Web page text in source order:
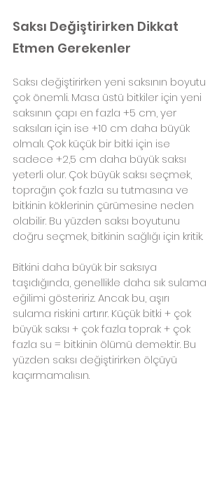
Saksı Değiştirirken Dikkat
Etmen Gerekenler
Saksı değiştirirken yeni saksının boyutu
çok önemli. Masa üstü bitkiler için yeni
saksının çapı en fazla +5 cm, yer
saksıları için ise +10 cm daha büyük
olmalı. Çok küçük bir bitki için ise
sadece +2,5 cm daha büyük saksı
yeterli olur. Çok büyük saksı seçmek,
toprağın çok fazla su tutmasına ve
bitkinin köklerinin çürümesine neden
olabilir. Bu yüzden saksı boyutunu
doğru seçmek, bitkinin sağlığı için kritik.
Bitkini daha büyük bir saksıya
taşıdığında, genellikle daha sık sulama
eğilimi gösteririz. Ancak bu, aşırı
sulama riskini artırır. Küçük bitki + çok
büyük saksı + çok fazla toprak + çok
fazla su = bitkinin ölümü demektir. Bu
yüzden saksı değiştirirken ölçüyü
kaçırmamalısın.